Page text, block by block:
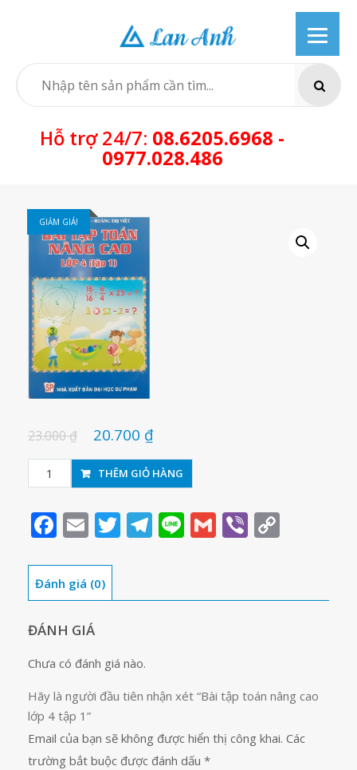
SEARCH
Hỗ trợ 24/7: 08.6205.6968 -
0977.028.486
GIẢM GIÁ!
23.000₫ 20.700 ₫
tập
nâng
lớp
1
lượng
THÊM GIỎ HÀNG
Facebook
EmailTwitter
Telegram
LineGmail
Viber
Đánh giá (0)
ĐÁNH GIÁ
Chưa có đánh giá nào.
Hãy là người đầu tiên nhận xét “Bài tập toán nâng cao
lớp 4 tập 1”
Email của bạn sẽ không được hiển thị công khai. Các
trường bắt buộc được đánh dấu *